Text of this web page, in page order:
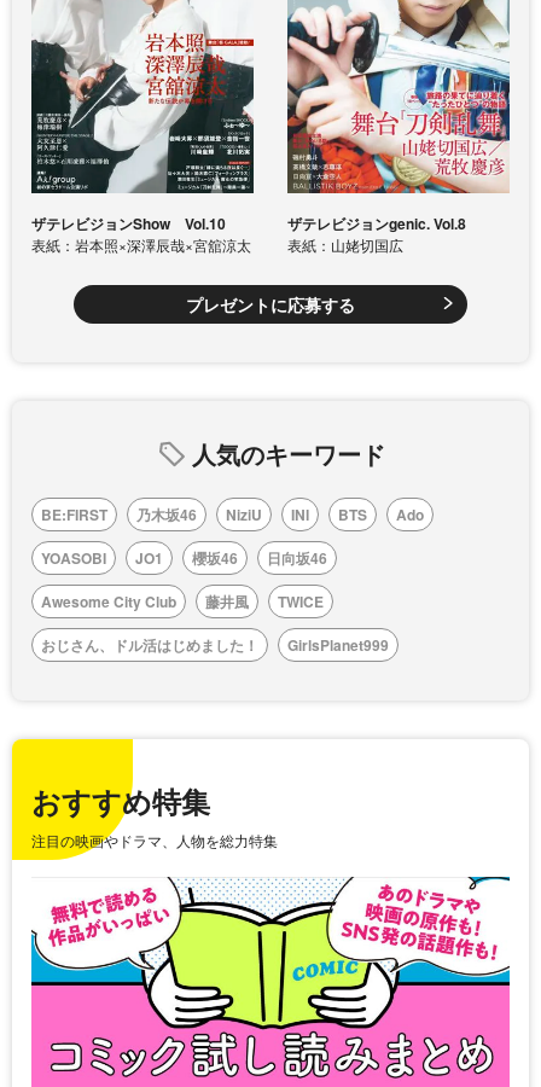
ザテレビジョンShow Vol.10
表紙：岩本照×深澤辰哉×宮舘涼太
ザテレビジョンgenic. Vol.8
表紙：山姥切国広
プレゼントに応募する
人気のキーワード
BE:FIRST 乃木坂46 NiziU INI BTS
Ado
YOASOBI
JO1 櫻坂46
日向坂46
Awesome City Club
藤井風
TWICE
おじさん、ドル活はじめました！
GirlsPlanet999
おすすめ特集
注目の映画やドラマ、人物を総力特集